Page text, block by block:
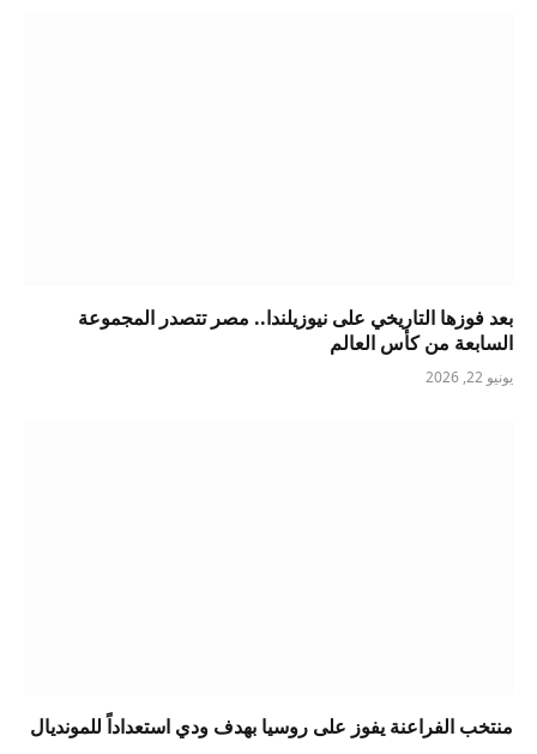
بعد فوزها التاريخي على نيوزيلندا.. مصر تتصدر المجموعة
السابعة من كأس العالم
يونيو 22, 2026
منتخب الفراعنة يفوز على روسيا بهدف ودي استعداداً للمونديال